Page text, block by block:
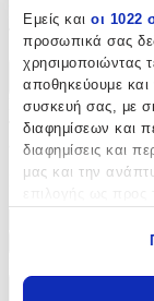
Εμείς και οι 1022
προσωπικά σας
χρησιμοποιώντας
αποθηκεύουμε
συσκευή σας, με
διαφημίσεων και
διαφημίσεις και
μας και την
Να
Προς το παρόν δεν
προστεθούν, θα
Πώς
Η τελική
που έχουν
επιβεβαιώσει την
Γράψου στο